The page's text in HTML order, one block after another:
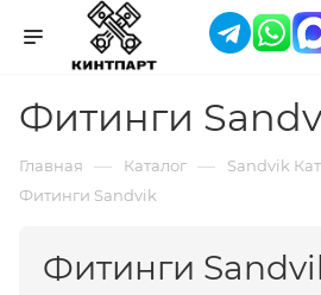
Фитинги
Главная — Каталог — Sandvik
Фитинги Sandvik
Фитинги